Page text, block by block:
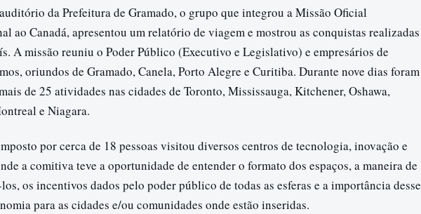
da Prefeitura de Gramado, o grupo que integrou a Missão Oficial
ao Canadá, apresentou um relatório de viagem e mostrou as conquistas realizadas
A missão reuniu o Poder Público (Executivo e Legislativo) e empresários de
oriundos de Gramado, Canela, Porto Alegre e Curitiba. Durante nove dias foram
de 25 atividades nas cidades de Toronto, Mississauga, Kitchener, Oshawa,
e Niagara.
por cerca de 18 pessoas visitou diversos centros de tecnologia, inovação e
a comitiva teve a oportunidade de entender o formato dos espaços, a maneira de
os incentivos dados pelo poder público de todas as esferas e a importância desse
para as cidades e/ou comunidades onde estão inseridas.